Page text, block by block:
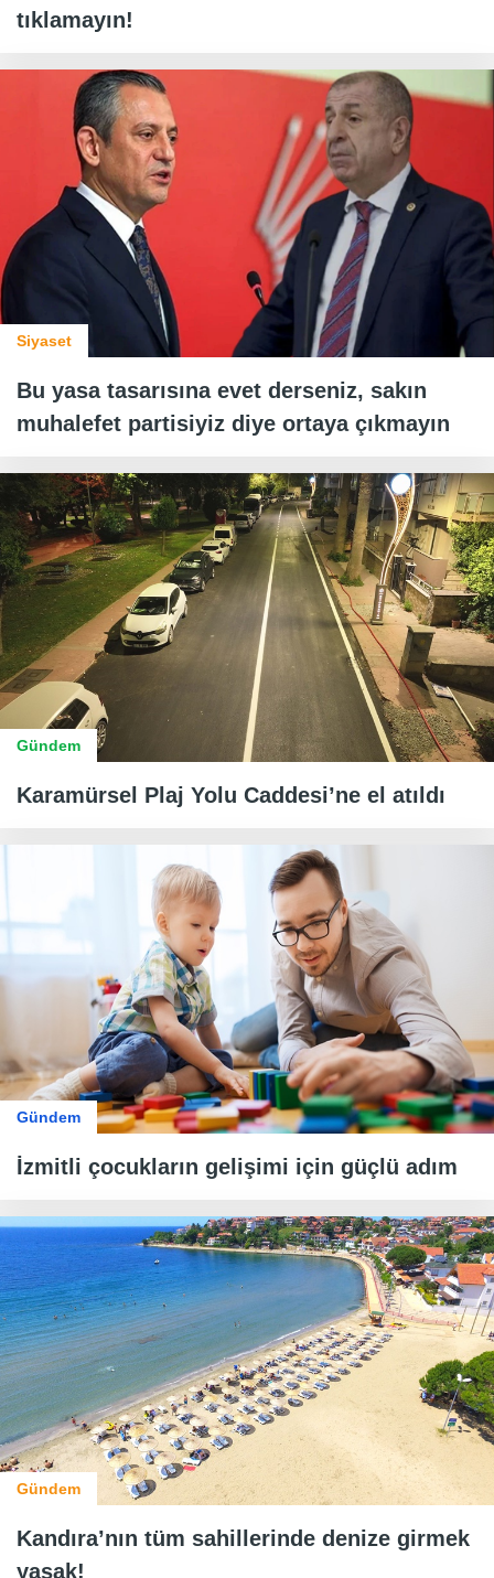
tıklamayın!
Siyaset
Bu yasa tasarısına evet derseniz, sakın
muhalefet partisiyiz diye ortaya çıkmayın
Gündem
Karamürsel Plaj Yolu Caddesi’ne el atıldı
Gündem
İzmitli çocukların gelişimi için güçlü adım
Gündem
Kandıra’nın tüm sahillerinde denize girmek
yasak!